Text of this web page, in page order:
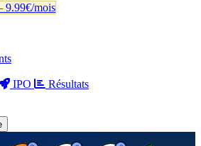
9.99€/mois
IPO
Résultats